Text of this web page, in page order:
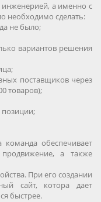
инженерией, а именно с
необходимо сделать:
не было;
вариантов решения
поставщиков через
товаров);
позиции;
команда обеспечивает
а также
При его создании
сайт, котора дает
быстрее.